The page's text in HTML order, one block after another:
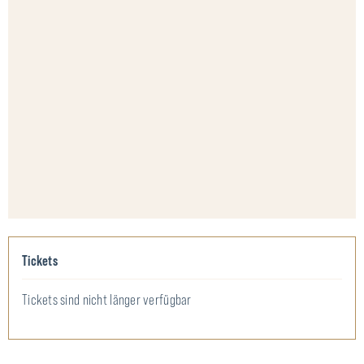
Tickets
Tickets sind nicht länger verfügbar